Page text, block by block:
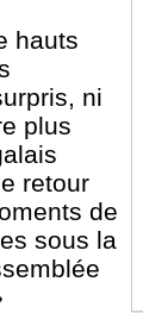
hauts
ni
plus
retour
de
sous la